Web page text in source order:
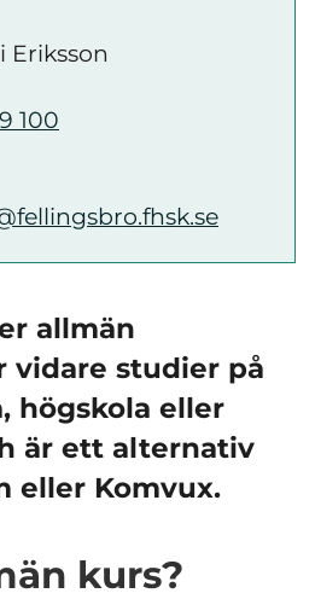
Eriksson
100
allmän
vidare studier på
högskola eller
är ett alternativ
eller Komvux.
kurs?